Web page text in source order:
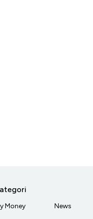
Money
News